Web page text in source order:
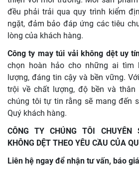
đều phải trải qua quy trình kiểm
ngặt, đảm bảo đáp ứng các tiêu
lòng của khách hàng.
Công ty may túi vải không dệt uy
chọn hoàn hảo cho những ai tìm
lượng, đáng tin cậy và bền vững.
trội về chất lượng, độ bền và thân
chúng tôi tự tin rằng sẽ mang đến
Quý khách hàng.
CÔNG TY CHÚNG TÔI
KHÔNG DỆT THEO YÊU CẦU CỦA
Liên hệ ngay để nhận tư vấn, báo